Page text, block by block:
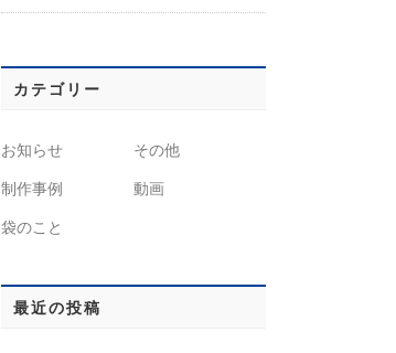
カテゴリー
お知らせ その他
制作事例 動画
袋のこと
最近の投稿